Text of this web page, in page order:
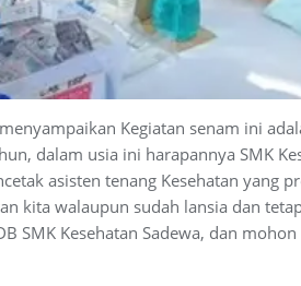
Kegiatan senam ini
dalam usia ini harapannya SMK
asisten tenang Kesehatan yang
kita walaupun sudah lansia dan
SMK Kesehatan Sadewa, dan